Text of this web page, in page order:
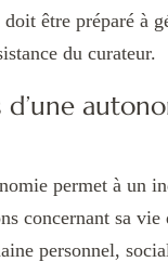
être préparé à
du curateur.
d’une
permet à un
concernant sa
personnel,